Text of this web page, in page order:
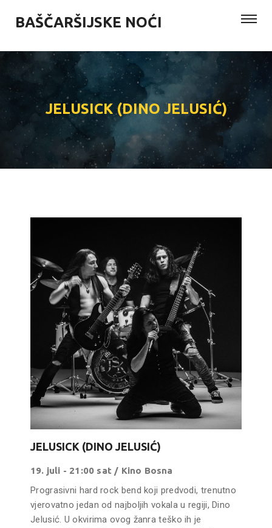
BAŠČARŠIJSKE NOĆI
JELUSICK (DINO JELUSIĆ)
JELUSICK (DINO JELUSIĆ)
19. juli - 21:00 sat / Kino Bosna
Prograsivni hard rock bend koji predvodi, trenutno
vjerovatno jedan od najboljih vokala u regiji, Dino
Jelusić. U okvirima ovog žanra teško ih je